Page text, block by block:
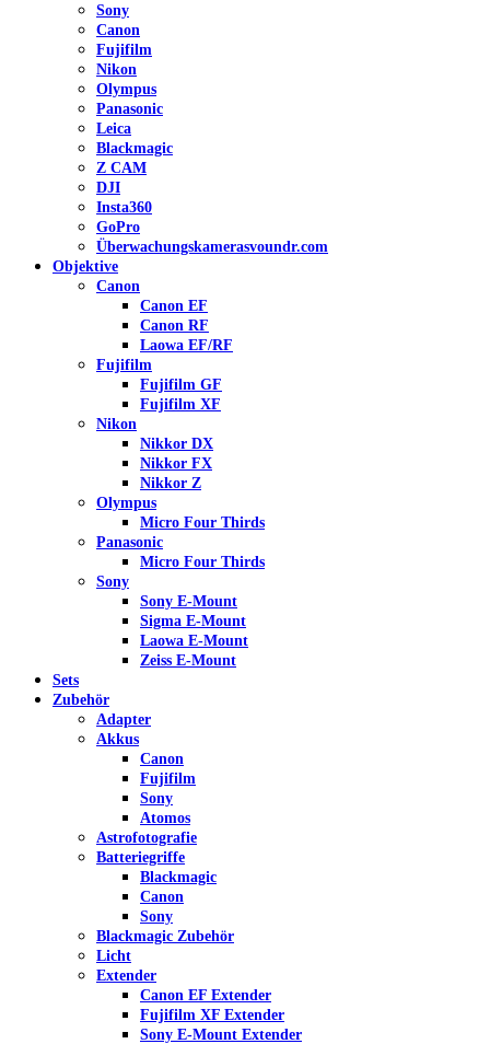
Sony
Canon
Fujifilm
Nikon
Olympus
Panasonic
Leica
Blackmagic
Z CAM
DJI
Insta360
GoPro
Überwachungskamerasvoundr.com
Objektive
Canon
Canon EF
Canon RF
Laowa EF/RF
Fujifilm
Fujifilm GF
Fujifilm XF
Nikon
Nikkor DX
Nikkor FX
Nikkor Z
Olympus
Micro Four Thirds
Panasonic
Micro Four Thirds
Sony
Sony E-Mount
Sigma E-Mount
Laowa E-Mount
Zeiss E-Mount
Sets
Zubehör
Adapter
Akkus
Canon
Fujifilm
Sony
Atomos
Astrofotografie
Batteriegriffe
Blackmagic
Canon
Sony
Blackmagic Zubehör
Licht
Extender
Canon EF Extender
Fujifilm XF Extender
Sony E-Mount Extender